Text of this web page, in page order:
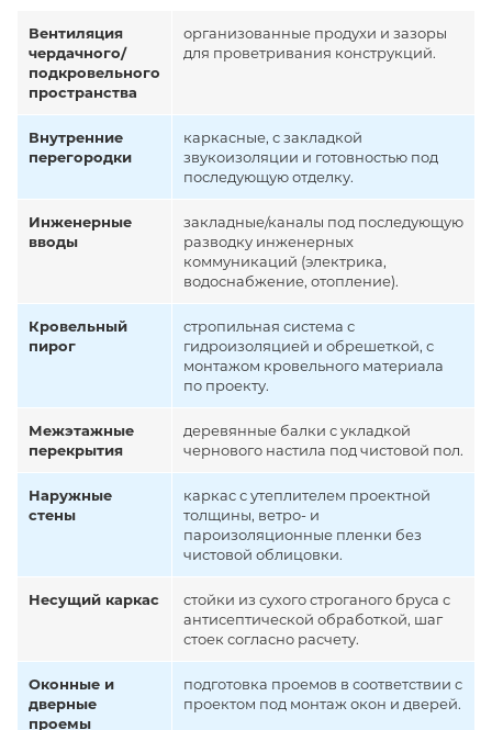
Вентиляция
чердачного/
подкровельного
пространства
организованные продухи и зазоры
для проветривания конструкций.
Внутренние
перегородки
каркасные, с закладкой
звукоизоляции и готовностью под
последующую отделку.
Инженерные
вводы
закладные/каналы под последующую
разводку инженерных
коммуникаций (электрика,
водоснабжение, отопление).
Кровельный
пирог
стропильная система с
гидроизоляцией и обрешеткой, с
монтажом кровельного материала
по проекту.
Межэтажные
перекрытия
деревянные балки с укладкой
чернового настила под чистовой пол.
Наружные
стены
каркас с утеплителем проектной
толщины, ветро- и
пароизоляционные пленки без
чистовой облицовки.
Несущий каркас
стойки из сухого строганого бруса с
антисептической обработкой, шаг
стоек согласно расчету.
Оконные и
дверные
проемы
подготовка проемов в соответствии с
проектом под монтаж окон и дверей.